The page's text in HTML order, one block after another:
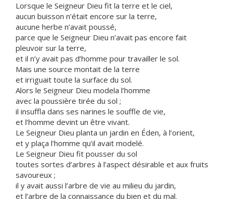
Lorsque le Seigneur Dieu fit la terre et le ciel,
aucun buisson n’était encore sur la terre,
aucune herbe n’avait poussé,
parce que le Seigneur Dieu n’avait pas encore fait
pleuvoir sur la terre,
et il n’y avait pas d’homme pour travailler le sol.
Mais une source montait de la terre
et irriguait toute la surface du sol.
Alors le Seigneur Dieu modela l’homme
avec la poussière tirée du sol ;
il insuffla dans ses narines le souffle de vie,
et l’homme devint un être vivant.
Le Seigneur Dieu planta un jardin en Éden, à l’orient,
et y plaça l’homme qu’il avait modelé.
Le Seigneur Dieu fit pousser du sol
toutes sortes d’arbres à l’aspect désirable et aux fruits
savoureux ;
il y avait aussi l’arbre de vie au milieu du jardin,
et l’arbre de la connaissance du bien et du mal.